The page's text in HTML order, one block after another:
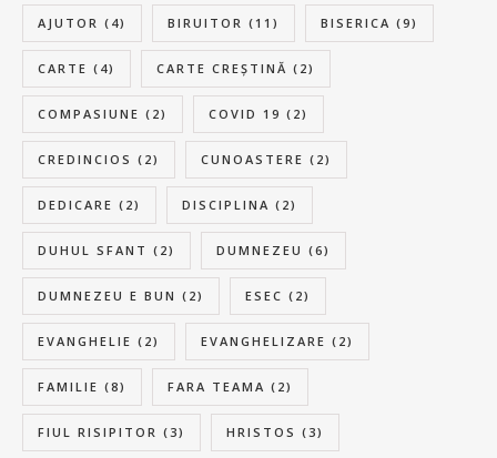
AJUTOR (4) BIRUITOR (11) BISERICA (9)
CARTE (4) CARTE CREȘTINĂ (2)
COMPASIUNE (2) COVID 19 (2)
CREDINCIOS (2) CUNOASTERE (2)
DEDICARE (2) DISCIPLINA (2)
DUHUL SFANT (2) DUMNEZEU (6)
DUMNEZEU E BUN (2) ESEC (2)
EVANGHELIE (2) EVANGHELIZARE (2)
FAMILIE (8) FARA TEAMA (2)
FIUL RISIPITOR (3) HRISTOS (3)